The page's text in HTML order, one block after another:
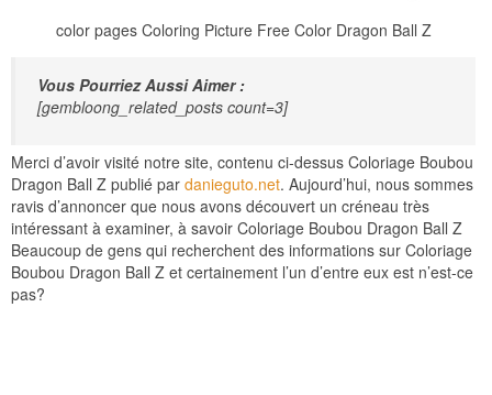
color pages Coloring Picture Free Color Dragon Ball Z
Vous Pourriez Aussi Aimer :
[gembloong_related_posts count=3]
Merci d’avoir visité notre site, contenu ci-dessus Coloriage Boubou
Dragon Ball Z publié par danieguto.net. Aujourd’hui, nous sommes
ravis d’annoncer que nous avons découvert un créneau très
intéressant à examiner, à savoir Coloriage Boubou Dragon Ball Z
Beaucoup de gens qui recherchent des informations sur Coloriage
Boubou Dragon Ball Z et certainement l’un d’entre eux est n’est-ce
pas?